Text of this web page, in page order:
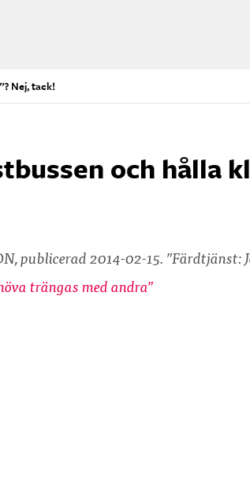
Nej, tack!
och hålla
publicerad 2014-02-15.
trängas med andra”